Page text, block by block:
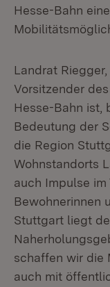
Hesse-Bahn
Landrat
Vorsitzender
Hesse-Bahn ist,
Bedeutung der
die Region
Wohnstandorts
auch Impulse im
Bewohnerinnen
Stuttgart liegt
schaffen wir die
auch mit